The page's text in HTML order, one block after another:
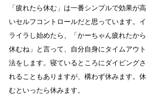
「疲れたら休む」は一番シンプルで効果が高
いセルフコントロールだと思っています。イ
ライラし始めたら、「かーちゃん疲れたから
休むね」と言って、自分自身にタイムアウト
法をします。寝ているところにダイビングさ
れることもありますが、構わず休みます。休
むといったら休みます。